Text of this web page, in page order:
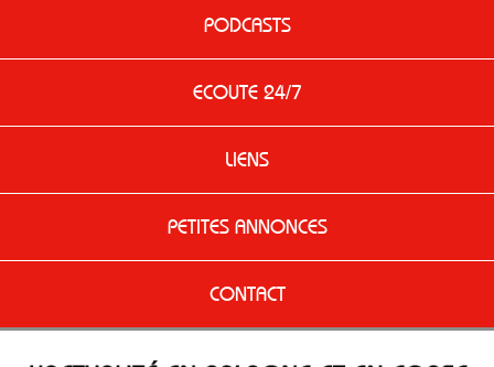
PODCASTS
ECOUTE 24/7
LIENS
PETITES ANNONCES
CONTACT